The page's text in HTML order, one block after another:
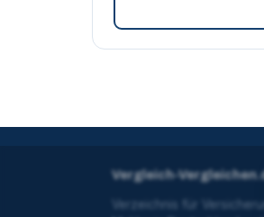
Vergleich-
Verzeichnis für